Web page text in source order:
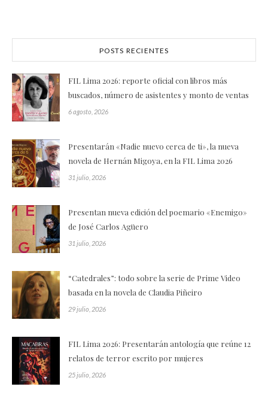
POSTS RECIENTES
FIL Lima 2026: reporte oficial con libros más
buscados, número de asistentes y monto de ventas
6 agosto, 2026
Presentarán «Nadie nuevo cerca de ti», la nueva
novela de Hernán Migoya, en la FIL Lima 2026
31 julio, 2026
Presentan nueva edición del poemario «Enemigo»
de José Carlos Agüero
31 julio, 2026
“Catedrales”: todo sobre la serie de Prime Video
basada en la novela de Claudia Piñeiro
29 julio, 2026
FIL Lima 2026: Presentarán antología que reúne 12
relatos de terror escrito por mujeres
25 julio, 2026